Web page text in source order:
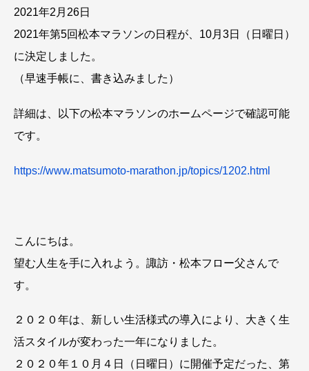
2021年2月26日
2021年第5回松本マラソンの日程が、10月3日（日曜日）
に決定しました。
（早速手帳に、書き込みました）
詳細は、以下の松本マラソンのホームページで確認可能
です。
https://www.matsumoto-marathon.jp/topics/1202.html
こんにちは。
望む人生を手に入れよう。諏訪・松本フロー父さんで
す。
２０２０年は、新しい生活様式の導入により、大きく生
活スタイルが変わった一年になりました。
２０２０年１０月４日（日曜日）に開催予定だった、第